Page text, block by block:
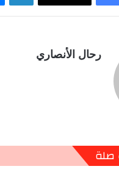
رحال الأنصاري
صلة